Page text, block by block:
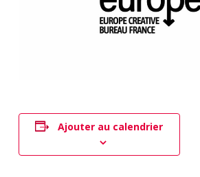
Ajouter au calendrier